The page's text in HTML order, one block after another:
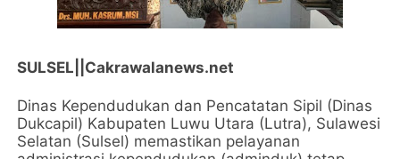
SULSEL||Cakrawalanews.net
Dinas Kependudukan dan Pencatatan Sipil (Dinas
Dukcapil) Kabupaten Luwu Utara (Lutra), Sulawesi
Selatan (Sulsel) memastikan pelayanan